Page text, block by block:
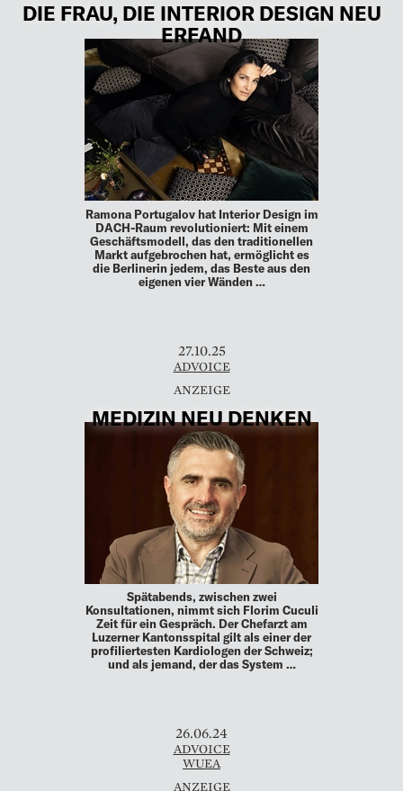
DIE FRAU, DIE INTERIOR DESIGN NEU
ERFAND
Ramona Portugalov hat Interior Design im
DACH-Raum revolutioniert: Mit einem
Geschäftsmodell, das den traditionellen
Markt aufgebrochen hat, ermöglicht es
die Berlinerin jedem, das Beste aus den
eigenen vier Wänden …
27.10.25
ADVOICE
MEDIZIN NEU DENKEN
Spätabends, zwischen zwei
Konsultationen, nimmt sich Florim Cuculi
Zeit für ein Gespräch. Der Chefarzt am
Luzerner Kantonsspital gilt als einer der
profiliertesten Kardiologen der Schweiz;
und als jemand, der das System …
26.06.24
ADVOICE
WUEA